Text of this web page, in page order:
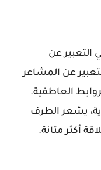
التعبير عن
عن المشاعر
العاطفية.
يشعر الطرف
أكثر متانة.